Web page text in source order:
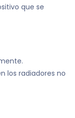
que se
los radiadores no